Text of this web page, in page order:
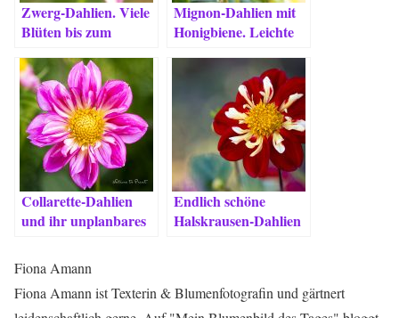
Zwerg-Dahlien. Viele
Blüten bis zum
Mignon-Dahlien mit
Honigbiene. Leichte
Collarette-Dahlien
und ihr unplanbares
Endlich schöne
Halskrausen-Dahlien
Fiona Amann
Fiona Amann ist Texterin & Blumenfotografin und gärtnert